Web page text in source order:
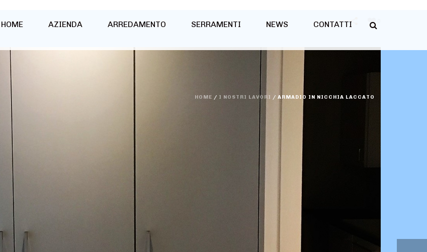
HOME AZIENDA ARREDAMENTO SERRAMENTI NEWS CONTATTI
HOME / I NOSTRI LAVORI / ARMADIO IN NICCHIA LACCATO